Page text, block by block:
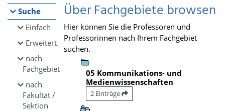
Suche
Einfach
Erweitert
nach
Fachgebiet
nach
Fakultät /
Sektion
Über Fachgebiete browsen
Hier können Sie die Professoren und
Professorinnen nach Ihrem Fachgebiet
suchen.
05 Kommunikations- und
Medienwissenschaften
2 Einträge